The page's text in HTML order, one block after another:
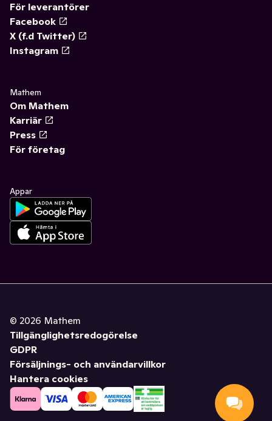
För leverantörer
Facebook
X (f.d Twitter)
Instagram
Mathem
Om Mathem
Karriär
Press
För företag
Appar
© 2026 Mathem
Tillgänglighetsredogörelse
GDPR
Försäljnings- och användarvillkor
Hantera cookies